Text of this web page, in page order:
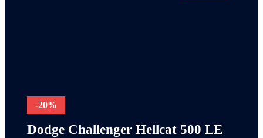
-20%
Dodge Challenger Hellcat 500 LE